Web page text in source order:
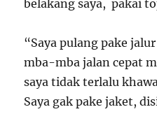
belakang saya, pakai
“Saya pulang pake
mba-mba jalan cepat
saya tidak terlalu
Saya gak pake jaket,